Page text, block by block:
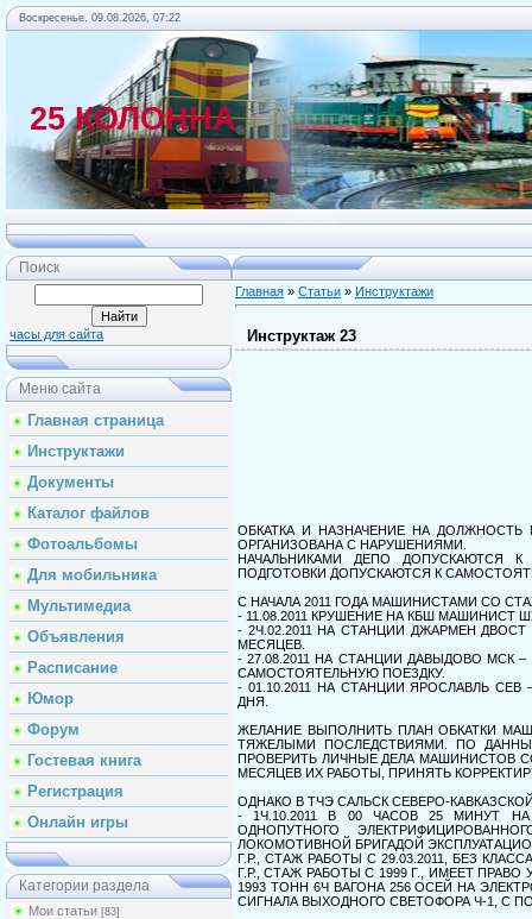
Воскресенье, 09.08.2026, 07:22
25 КОЛОННА
Поиск
часы для сайта
Меню сайта
Главная страница
Инструктажи
Документы
Каталог файлов
Фотоальбомы
Для мобильника
Мультимедиа
Объявления
Расписание
Юмор
Форум
Гостевая книга
Регистрация
Онлайн игры
Категории раздела
Мои статьи [83]
Главная » Статьи » Инструктажи
Инструктаж 23
ОБКАТКА И НАЗНАЧЕНИЕ НА
ОРГАНИЗОВАНА С НАРУШЕНИЯМИ.
НАЧАЛЬНИКАМИ ДЕПО ДОПУСКАЮТСЯ
ПОДГОТОВКИ ДОПУСКАЮТСЯ К
С НАЧАЛА 2011 ГОДА МАШИНИСТАМИ СО
- 11.08.2011 КРУШЕНИЕ НА КБШ
- 2Ч.02.2011 НА СТАНЦИИ ДЖАРМЕН
МЕСЯЦЕВ.
- 27.08.2011 НА СТАНЦИИ ДАВЫДОВО
САМОСТОЯТЕЛЬНУЮ ПОЕЗДКУ.
- 01.10.2011 НА СТАНЦИИ ЯРОСЛАВЛЬ
ДНЯ.
ЖЕЛАНИЕ ВЫПОЛНИТЬ ПЛАН ОБКАТКИ
ТЯЖЕЛЫМИ ПОСЛЕДСТВИЯМИ. ПО
ПРОВЕРИТЬ ЛИЧНЫЕ ДЕЛА МАШИНИСТОВ
МЕСЯЦЕВ ИХ РАБОТЫ, ПРИНЯТЬ
ОДНАКО В ТЧЭ САЛЬСК СЕВЕРО-
- 1Ч.10.2011 В 00 ЧАСОВ 25 МИНУТ
ОДНОПУТНОГО
ЛОКОМОТИВНОЙ БРИГАДОЙ
Г.Р., СТАЖ РАБОТЫ С 29.03.2011, БЕЗ
Г.Р., СТАЖ РАБОТЫ С 1999 Г., ИМЕЕТ
1993 ТОНН 6Ч ВАГОНА 256 ОСЕЙ НА
СИГНАЛА ВЫХОДНОГО СВЕТОФОРА Ч-1, С